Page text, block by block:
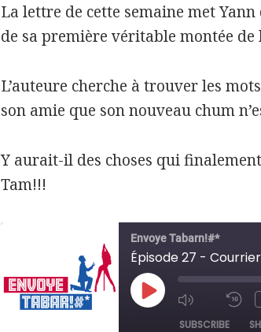
La lettre de cette semaine met
de sa première véritable montée de
L’auteure cherche à trouver les
son amie que son nouveau chum
Y aurait-il des choses qui
Tam!!!
Envoye Tabarn!#*
PLAY
MUTE/
EPISODE 10
SUBSCRIBE